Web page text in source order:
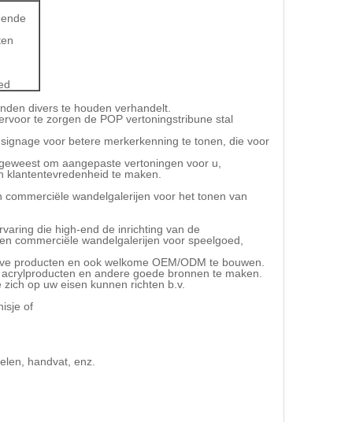
divers te houden verhandelt.
te zorgen de POP vertoningstribune stal
voor betere merkerkenning te tonen, die voor
om aangepaste vertoningen voor u,
te maken.
wandelgalerijen voor het tonen van
die high-end de inrichting van de
commerciële wandelgalerijen voor speelgoed,
producten en ook welkome OEM/ODM te bouwen.
en andere goede bronnen te maken.
op uw eisen kunnen richten b.v.
of
handvat, enz.